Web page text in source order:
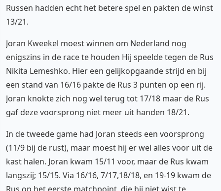
Russen hadden echt het betere spel en pakten de winst
13/21.
Joran Kweekel moest winnen om Nederland nog
enigszins in de race te houden Hij speelde tegen de Rus
Nikita Lemeshko. Hier een gelijkopgaande strijd en bij
een stand van 16/16 pakte de Rus 3 punten op een rij.
Joran knokte zich nog wel terug tot 17/18 maar de Rus
gaf deze voorsprong niet meer uit handen 18/21.
In de tweede game had Joran steeds een voorsprong
(11/9 bij de rust), maar moest hij er wel alles voor uit de
kast halen. Joran kwam 15/11 voor, maar de Rus kwam
langszij; 15/15. Via 16/16, 7/17,18/18, en 19-19 kwam de